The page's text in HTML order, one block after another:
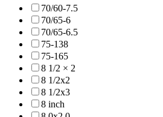
70/60-7.5
70/65-6
70/65-6.5
75-138
75-165
8 1/2 × 2
8 1/2x2
8 1/2x3
8 inch